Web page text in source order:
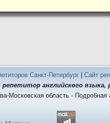
Санкт-Петербург |Сайт
английского языка,
Московская область - Подробная